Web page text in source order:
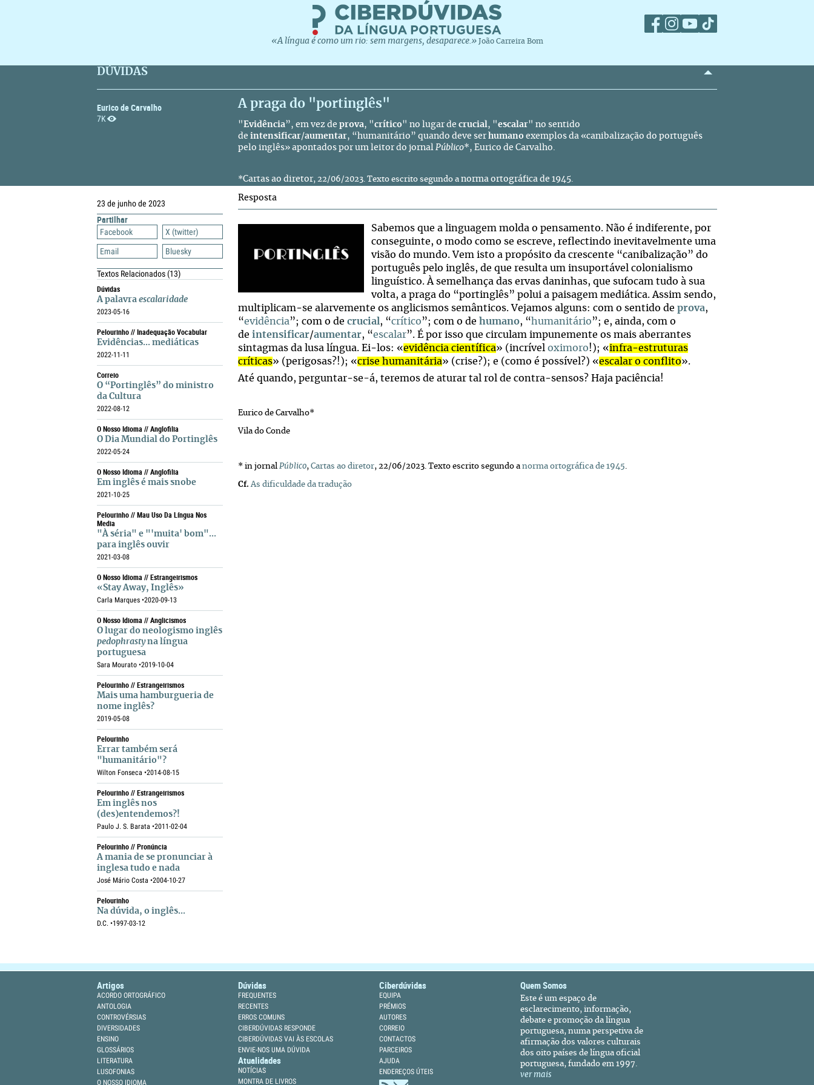
«A língua é como um rio: sem margens, desaparece.» João Carreira Bom
DÚVIDAS
Eurico de Carvalho
7K
A praga do "portinglês"
"Evidência”, em vez de prova, "crítico " no lugar de crucial, "escalar" no sentido
de intensificar/aumentar, “humanitário” quando deve ser humano exemplos da «canibalização do português
pelo inglês» apontados por um leitor do jornal Público*, Eurico de Carvalho.
*Cartas ao diretor, 22/06/2023. Texto escrito segundo a norma ortográfica de 1945.
23 de junho de 2023
Partilhar
Facebook
X (twitter)
Email
Bluesky
Textos Relacionados(13)
Dúvidas
A palavra escalaridade
2023-05-16
Pelourinho // Inadequação Vocabular
Evidências... mediáticas
2022-11-11
Correio
O “Portinglês” do ministro
da Cultura
2022-08-12
O Nosso Idioma // Anglofilia
O Dia Mundial do Portinglês
2022-05-24
O Nosso Idioma // Anglofilia
Em inglês é mais snobe
2021-10-25
Pelourinho // Mau Uso Da Língua Nos
Media
"À séria" e "'muita' bom"...
para inglês ouvir
2021-03-08
O Nosso Idioma // Estrangeirismos
«Stay Away, Inglês»
Carla Marques •2020-09-13
O Nosso Idioma // Anglicismos
O lugar do neologismo inglês
pedophrastyna língua
portuguesa
Sara Mourato •2019-10-04
Pelourinho // Estrangeirismos
Mais uma hamburgueria de
nome inglês?
2019-05-08
Pelourinho
Errar também será
"humanitário"?
Wilton Fonseca •2014-08-15
Pelourinho // Estrangeirismos
Em inglês nos
(des)entendemos?!
Paulo J. S. Barata •2011-02-04
Pelourinho // Pronúncia
A mania de se pronunciar à
inglesa tudo e nada
José Mário Costa •2004-10-27
Pelourinho
Na dúvida, o inglês...
D.C. •1997-03-12
Resposta
Sabemos que a linguagem molda o pensamento. Não é indiferente, por
conseguinte, o modo como se escreve, reflectindo inevitavelmente uma
visão do mundo. Vem isto a propósito da crescente “canibalização” do
português pelo inglês, de que resulta um insuportável colonialismo
linguístico. À semelhança das ervas daninhas, que sufocam tudo à sua
volta, a praga do “portinglês” polui a paisagem mediática. Assim sendo,
multiplicam‑se alarvemente os anglicismos semânticos. Vejamos alguns: com o sentido de prova,
“evidência”; com o de crucial , “crítico”; com o de humano, “ humanitário”; e, ainda, com o
de intensificar/aumentar, “escalar”. É por isso que circulam impunemente os mais aberrantes
sintagmas da lusa língua. Ei‑los: «evidência científica» (incrível oximoro!); «infra‑estruturas
críticas» (perigosas?!); «crise humanitária» (crise?); e (como é possível?) «escalar o conflito».
Até quando, perguntar‑se-á, teremos de aturar tal rol de contra‑sensos? Haja paciência!
Eurico de Carvalho*
Vila do Conde
* in jornal Público, Cartas ao diretor, 22/06/2023. Texto escrito segundo a norma ortográfica de 1945.
Cf. As dificuldade da tradução
Artigos
ACORDO ORTOGRÁFICO
ANTOLOGIA
CONTROVÉRSIAS
DIVERSIDADES
ENSINO
GLOSSÁRIOS
LITERATURA
LUSOFONIAS
O NOSSO IDIOMA
Dúvidas
FREQUENTES
RECENTES
ERROS COMUNS
CIBERDÚVIDAS RESPONDE
CIBERDÚVIDAS VAI ÀS ESCOLAS
ENVIE-NOS UMA DÚVIDA
Atualidades
NOTÍCIAS
MONTRA DE LIVROS
Ciberdúvidas
EQUIPA
PRÉMIOS
AUTORES
CORREIO
CONTACTOS
PARCEIROS
AJUDA
ENDEREÇOS ÚTEIS
Quem Somos
Este é um espaço de
esclarecimento, informação,
debate e promoção da língua
portuguesa, numa perspetiva de
afirmação dos valores culturais
dos oito países de língua oficial
portuguesa, fundado em 1997.
ver mais